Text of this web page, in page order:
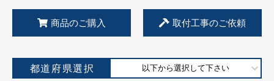
商品のご購入 取付工事のご依頼
都道府県選択 以下から選択して下さい